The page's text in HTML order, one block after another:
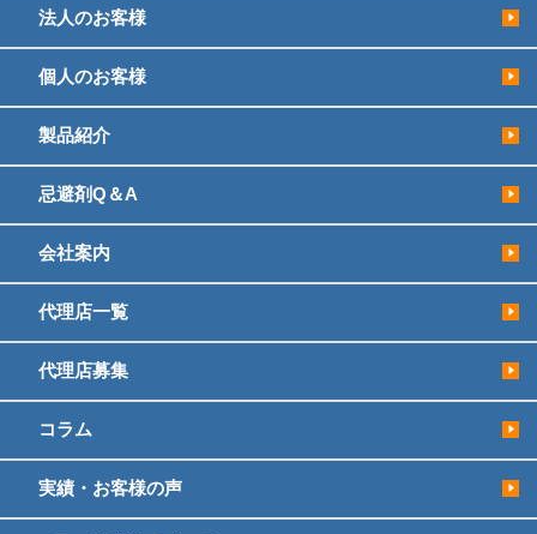
法人のお客様
個人のお客様
製品紹介
忌避剤Q＆A
会社案内
代理店一覧
代理店募集
コラム
実績・お客様の声